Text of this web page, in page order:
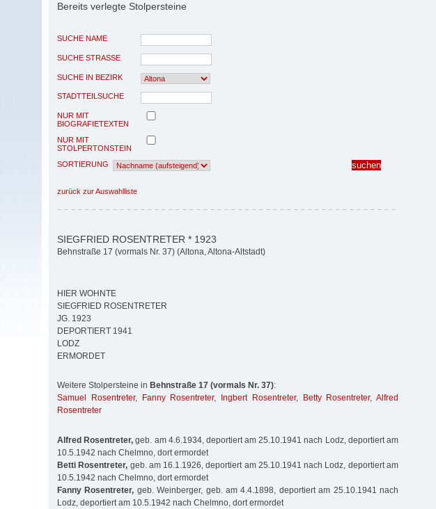
Bereits verlegte Stolpersteine
SUCHE NAME
SUCHE STRASSE
SUCHE IN BEZIRK
STADTTEILSUCHE
NUR MIT
BIOGRAFIETEXTEN
NUR MIT
STOLPERTONSTEIN
SORTIERUNG
zurück zur Auswahlliste
SIEGFRIED ROSENTRETER * 1923
Behnstraße 17 (vormals Nr. 37) (Altona, Altona-Altstadt)
HIER WOHNTE
SIEGFRIED ROSENTRETER
JG. 1923
DEPORTIERT 1941
LODZ
ERMORDET
Weitere Stolpersteine in Behnstraße 17 (vormals Nr. 37):
Samuel Rosentreter, Fanny Rosentreter, Ingbert Rosentreter, Betty Rosentreter, Alfred
Rosentreter
Alfred Rosentreter, geb. am 4.6.1934, deportiert am 25.10.1941 nach Lodz, deportiert am
10.5.1942 nach Chelmno, dort ermordet
Betti Rosentreter, geb. am 16.1.1926, deportiert am 25.10.1941 nach Lodz, deportiert am
10.5.1942 nach Chelmno, dort ermordet
Fanny Rosentreter, geb. Weinberger, geb. am 4.4.1898, deportiert am 25.10.1941 nach
Lodz, deportiert am 10.5.1942 nach Chelmno, dort ermordet